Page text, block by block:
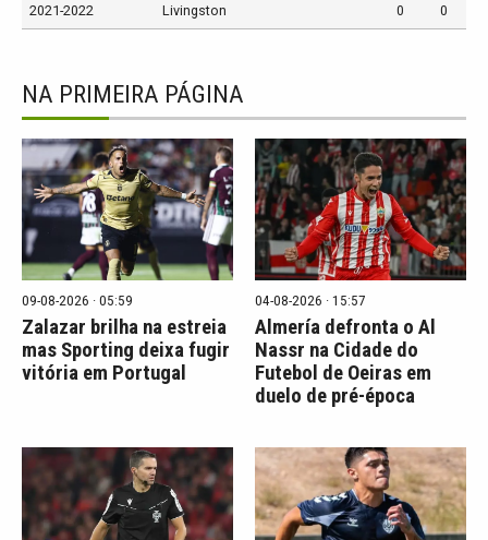
2021-2022 Livingston 0 0
NA PRIMEIRA PÁGINA
09-08-2026 · 05:59
Zalazar brilha na estreia
mas Sporting deixa fugir
vitória em Portugal
04-08-2026 · 15:57
Almería defronta o Al
Nassr na Cidade do
Futebol de Oeiras em
duelo de pré-época